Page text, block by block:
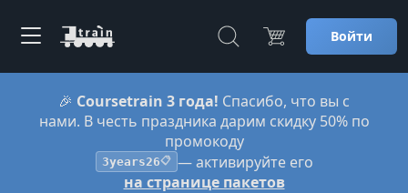
Войти
🎉 Coursetrain 3 года! Спасибо, что вы с
нами. В честь праздника дарим скидку 50% по
промокоду
3years26📋 — активируйте его
на странице пакетов